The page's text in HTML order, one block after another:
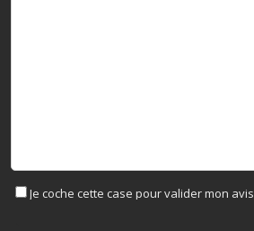
Je coche cette case pour valider mon avis